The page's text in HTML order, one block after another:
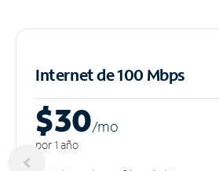
Internet de 100 Mbps
$30/mo
por 1 año